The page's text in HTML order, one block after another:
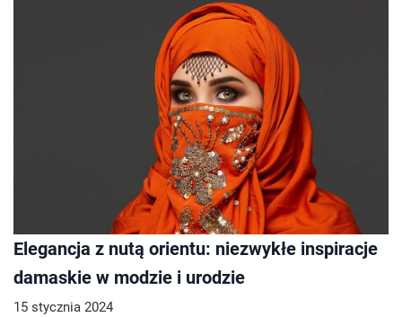
Elegancja z nutą orientu: niezwykłe inspiracje
damaskie w modzie i urodzie
15 stycznia 2024